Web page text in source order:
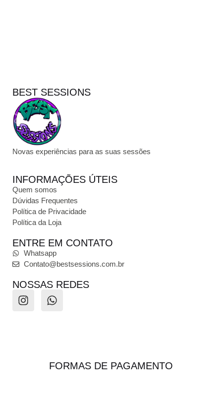
BEST SESSIONS
Novas experiências para as suas sessões
INFORMAÇÕES ÚTEIS
Quem somos
Dúvidas Frequentes
Política de Privacidade
Política da Loja
ENTRE EM CONTATO
Whatsapp
Contato@bestsessions.com.br
NOSSAS REDES
FORMAS DE PAGAMENTO